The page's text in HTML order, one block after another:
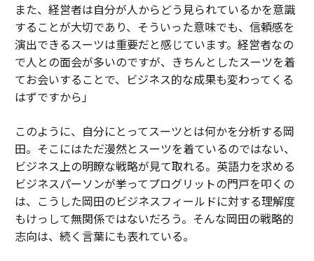
また、経営者は自分が人からどう見られているかを意識
することが大切であり、そういった意味でも、信頼感を
演出できるスーツは重要だと感じています。経営者なの
で人との面会が多いのですが、きちんとしたスーツを着
てお会いすることで、ビジネス的な成果も変わってくる
はずですから」
このように、自分にとってスーツとは何かを分析する岡
田。そこにはただ漫然とスーツを着ているのではない、
ビジネス上の明瞭な戦略が見て取れる。英語力を求める
ビジネスパーソンが挙ってプログリットの門戸を叩くの
は、こうした岡田のビジネスフィールドに対する理解度
もけっして無関係ではないだろう。そんな岡田の戦略的
志向は、続く言葉にも表れている。